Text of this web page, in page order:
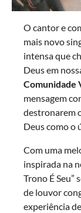
O cantor e
mais novo
intensa que
Deus em
Comunidade
mensagem
destronarem
Deus como o
Com uma
inspirada na
Trono É Seu”
de louvor
experiência